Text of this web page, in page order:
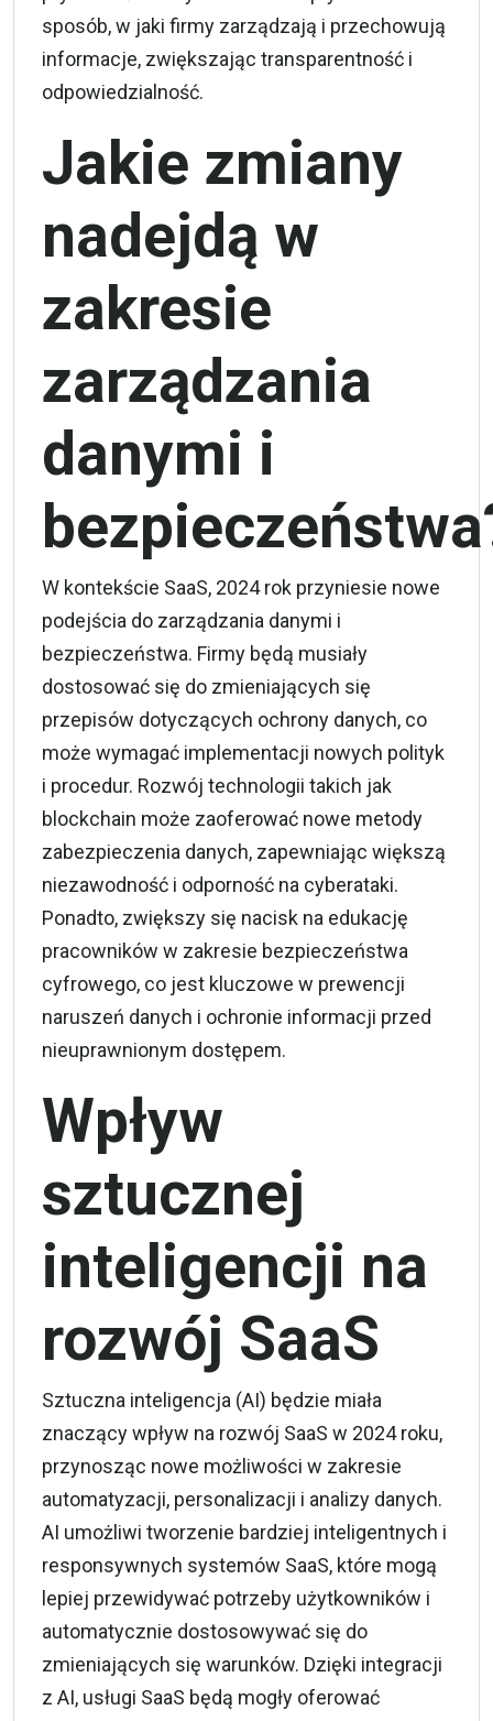
sposób, w jaki firmy zarządzają i przechowują
informacje, zwiększając transparentność i
odpowiedzialność.
Jakie zmiany
nadejdą w
zakresie
zarządzania
danymi i
W kontekście SaaS, 2024 rok przyniesie nowe
podejścia do zarządzania danymi i
bezpieczeństwa. Firmy będą musiały
dostosować się do zmieniających się
przepisów dotyczących ochrony danych, co
może wymagać implementacji nowych polityk
i procedur. Rozwój technologii takich jak
blockchain może zaoferować nowe metody
zabezpieczenia danych, zapewniając większą
niezawodność i odporność na cyberataki.
Ponadto, zwiększy się nacisk na edukację
pracowników w zakresie bezpieczeństwa
cyfrowego, co jest kluczowe w prewencji
naruszeń danych i ochronie informacji przed
nieuprawnionym dostępem.
Wpływ
sztucznej
inteligencji na
rozwój SaaS
Sztuczna inteligencja (AI) będzie miała
znaczący wpływ na rozwój SaaS w 2024 roku,
przynosząc nowe możliwości w zakresie
automatyzacji, personalizacji i analizy danych.
AI umożliwi tworzenie bardziej inteligentnych i
responsywnych systemów SaaS, które mogą
lepiej przewidywać potrzeby użytkowników i
automatycznie dostosowywać się do
zmieniających się warunków. Dzięki integracji
z AI, usługi SaaS będą mogły oferować